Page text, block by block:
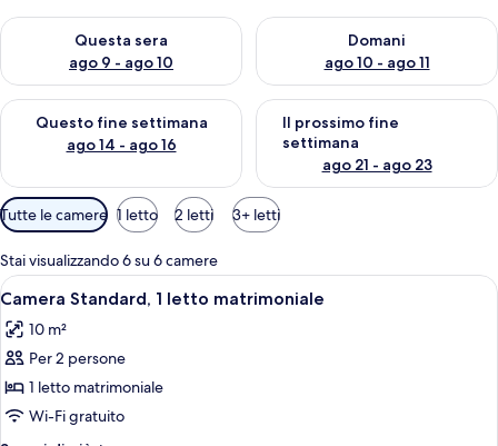
Questa sera
ago 9 - ago 10
Verifica la disponibilità per questa sera, ago 9 - ago 10
Domani
ago 10 - ago 11
Verifica la disponibilità per
Questo fine settimana
ago 14 - ago 16
Verifica la disponibilità per questo fine settimana, ago 14 -
Il prossimo fine
settimana
ago 21 - ago 23
Verifica la disponibilità per il
Filtri
disponibili
per
le
camere
Tutte le camere 1 letto 2 letti 3+ letti
Stai visualizzando 6 su 6 camere
Apri
tutte
le
foto
per
Camera
Standard,
Camera d'albergo con un letto, una
6
Camera Standard, 1 letto matrimoniale
10 m²
Per 2 persone
1 letto matrimoniale
Wi-Fi gratuito